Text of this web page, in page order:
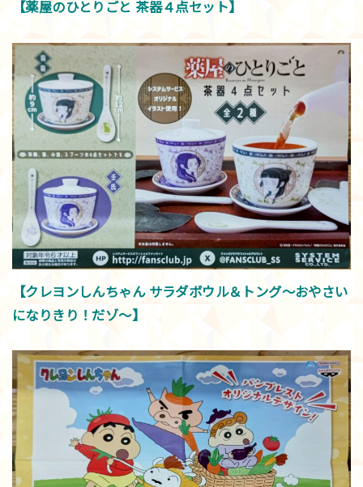
【薬屋のひとりごと 茶器４点セット】
【クレヨンしんちゃん サラダボウル＆トング～おやさい
になりきり！だゾ～】